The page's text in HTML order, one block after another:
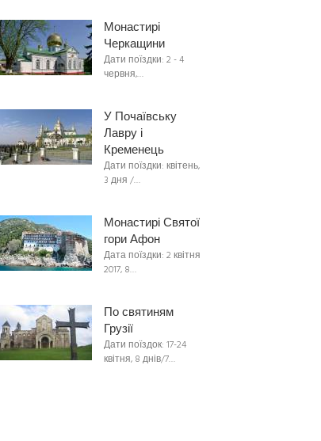
Монастирі
Черкащини
Дати поїздки: 2 - 4
червня,…
У Почаївську
Лавру і
Кременець
Дати поїздки: квітень,
3 дня /…
Монастирі Святої
гори Афон
Дата поїздки: 2 квітня
2017, 8…
По святиням
Грузії
Дати поїздок: 17-24
квітня, 8 днів/7…